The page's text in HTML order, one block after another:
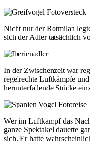
Nicht nur der Rotmilan
sich der Adler tatsächlich
In der Zwischenzeit war
regelrechte Luftkämpfe
herunterfallende Stücke
Wer im Luftkampf das
ganze Spektakel dauerte
sich. Er hatte